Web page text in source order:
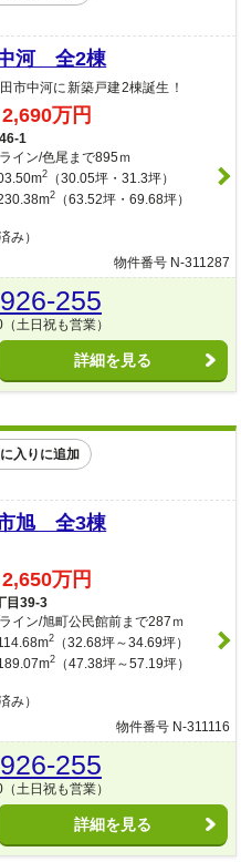
中河 全2棟
中河に新築戸建2棟誕生！
万円
1
イン/色尾まで895ｍ
2（30.05坪・31.3坪）
2（63.52坪・69.68坪）
み）
物件番号 N-311287
255
土日祝も営業）
詳細を見る
入りに追加
市旭 全3棟
万円
目39-3
イン/旭町公民館前まで287ｍ
2（32.68坪～34.69坪）
2（47.38坪～57.19坪）
み）
物件番号 N-311116
255
土日祝も営業）
詳細を見る